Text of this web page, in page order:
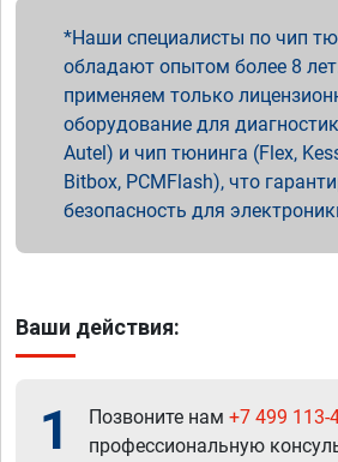
Наши специалисты по чип
обладают опытом более 8
применяем только
оборудование для
Autel) и чип тюнинга (Flex,
Bitbox, PCMFlash), что
безопасность для
Ваши действия:
1 Позвоните нам +7 499 113-
профессиональную